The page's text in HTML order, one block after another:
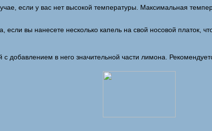
если у вас нет высокой температуры. Максимальная
если вы нанесете несколько капель на свой носовой платок,
с добавлением в него значительной части лимона.